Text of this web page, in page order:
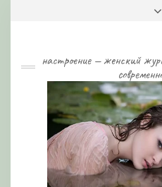
настроение — женский